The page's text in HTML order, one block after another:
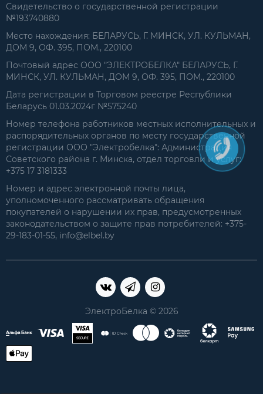
Свидетельство о государственной регистрации
№193740880
Место нахождения: БЕЛАРУСЬ, Г. МИНСК, УЛ. КУЛЬМАН,
ДОМ 9, ОФ. 395, ПОМ., 220100
Почтовый адрес ООО "ЭЛЕКТРОБЕЛКА" БЕЛАРУСЬ, Г.
МИНСК, УЛ. КУЛЬМАН, ДОМ 9, ОФ. 395, ПОМ., 220100
Дата регистрации в Торговом реестре Республики
Беларусь 01.03.2024г №575240
Номер телефона работников местных исполнительных и
распорядительных органов по месту государственной
регистрации ООО "Электробелка": Администрация
Советского района г. Минска, отдел торговли и услуг:
+375 17 3181333
Номер и адрес электронной почты лица,
уполномоченного рассматривать обращения
покупателей о нарушении их прав, предусмотренных
законодательством о защите прав потребителей: +375-
29-183-01-55, info@elbel.by
ЭлектроБелка © 2026